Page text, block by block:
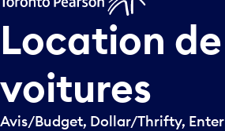
Location de
voitures
Avis/Budget, Dollar/Thrifty,